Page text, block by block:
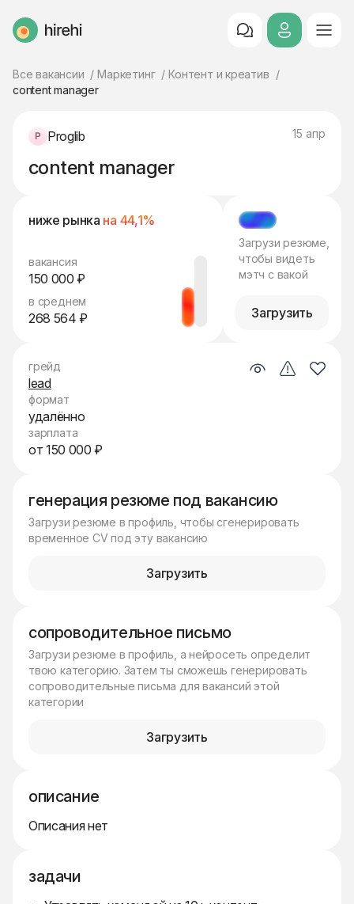
HireHi
Все вакансии Маркетинг
Контент и креатив
content manager
Proglib 15 апр
content manager
ниже рынка на 44,1%
вакансия
150 000 ₽
в среднем
268 564 ₽
МЭТЧ
Загрузи резюме,
чтобы видеть
мэтч с вакой
Загрузить
генерация резюме под вакансию
Загрузи резюме в профиль, чтобы сгенерировать
временное CV под эту вакансию
Загрузить
сопроводительное письмо
Загрузи резюме в профиль, а нейросеть определит
твою категорию. Затем ты сможешь генерировать
сопроводительные письма для вакансий этой
категории
Загрузить
описание
Описания нет
задачи
грейд
lead
формат
удалённо
зарплата
от 150 000 ₽